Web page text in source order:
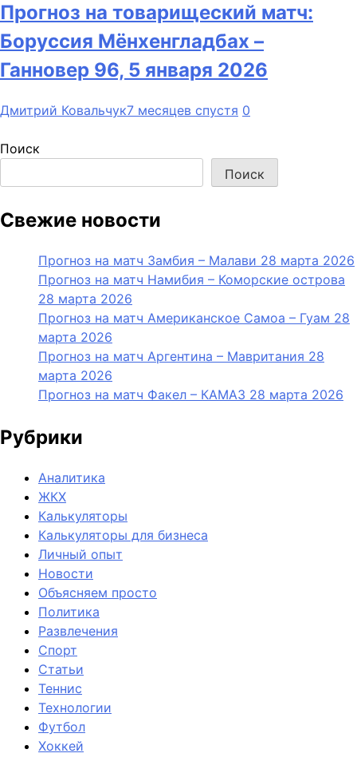
Прогноз на товарищеский матч:
Боруссия Мёнхенгладбах –
Ганновер 96, 5 января 2026
Дмитрий Ковальчук7 месяцев спустя 0
Поиск
Поиск
Свежие новости
Прогноз на матч Замбия – Малави 28 марта 2026
Прогноз на матч Намибия – Коморские острова
28 марта 2026
Прогноз на матч Американское Самоа – Гуам 28
марта 2026
Прогноз на матч Аргентина – Мавритания 28
марта 2026
Прогноз на матч Факел – КАМАЗ 28 марта 2026
Рубрики
Аналитика
ЖКХ
Калькуляторы
Калькуляторы для бизнеса
Личный опыт
Новости
Объясняем просто
Политика
Развлечения
Спорт
Статьи
Теннис
Технологии
Футбол
Хоккей